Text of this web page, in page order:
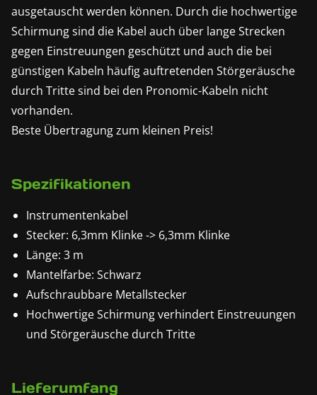
ausgetauscht werden können. Durch die hochwertige
Schirmung sind die Kabel auch über lange Strecken
gegen Einstreuungen geschützt und auch die bei
günstigen Kabeln häufig auftretenden Störgeräusche
durch Tritte sind bei den Pronomic-Kabeln nicht
vorhanden.
Beste Übertragung zum kleinen Preis!
Spezifikationen
Instrumentenkabel
Stecker: 6,3mm Klinke -> 6,3mm Klinke
Länge: 3 m
Mantelfarbe: Schwarz
Aufschraubbare Metallstecker
Hochwertige Schirmung verhindert Einstreuungen
und Störgeräusche durch Tritte
Lieferumfang